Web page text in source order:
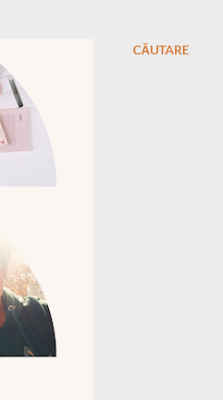
CĂUTARE